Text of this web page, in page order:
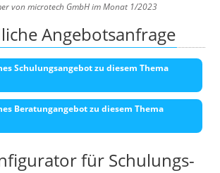
von microtech GmbH im Monat 1/2023
Angebotsanfrage
Schulungsangebot zu diesem Thema
Beratungangebot zu diesem Thema
für Schulungs-